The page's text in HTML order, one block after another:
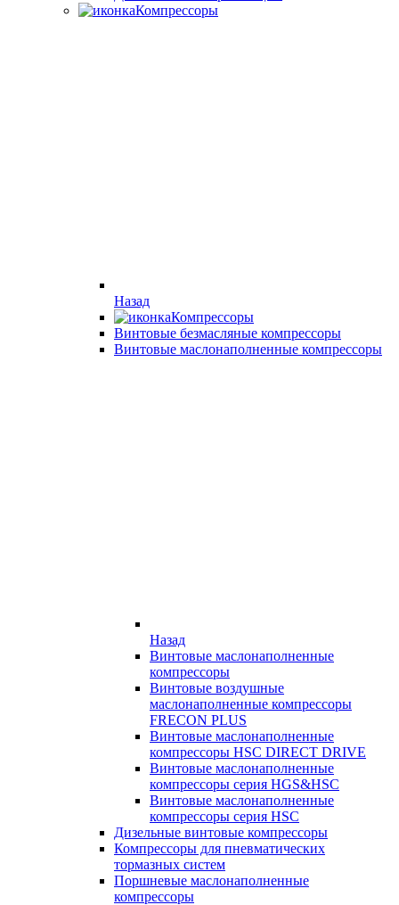
Компрессоры
Назад
Компрессоры
Винтовые безмасляные компрессоры
Винтовые маслонаполненные компрессоры
Назад
Винтовые маслонаполненные
компрессоры
Винтовые воздушные
маслонаполненные компрессоры
FRECON PLUS
Винтовые маслонаполненные
компрессоры HSC DIRECT DRIVE
Винтовые маслонаполненные
компрессоры серия HGS&HSC
Винтовые маслонаполненные
компрессоры серия HSC
Дизельные винтовые компрессоры
Компрессоры для пневматических
тормазных систем
Поршневые маслонаполненные
компрессоры